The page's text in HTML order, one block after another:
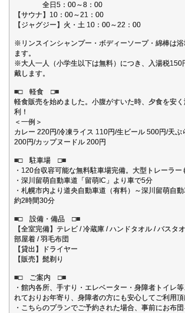
全日5：00～8：00
【サウナ】10：00～21：00
【ジャグジー】火・土 10：00～22：00
※リンスインシャンプー・ボディーソープ・綿棒は
ます。
※大人一人（小学生以下は無料）につき、入湯税150
戴します。
■□ 軽食 □■
軽食販売を始めました。小腹がすいた時、夕食を安
利！
＜一例＞
カレー 220円/冷凍ライス 110円/生ビール 500円/天ぷ
200円/カップヌードル 200円
■□ 駐車場 □■
・120台収容可能な無料駐車場完備。大型トレーラー
・深川留萌自動車道「留萌IC」より車で5分
・札幌市内より道央自動車道（有料）～深川留萌自
約2時間30分
■□ 設備・備品 □■
【全室完備】テレビ / 冷蔵庫 / ハンドタオル / バスタ
部屋着 / 羽毛布団
【貸出】ドライヤー
【販売】髭剃り
■□ ご案内 □■
・館内各所、手すり・エレベーター・身障者トイレ
れておりお年寄り、身障者の方にも安心してご利用頂
・こちらのプランでご予約された場合、事前にお布